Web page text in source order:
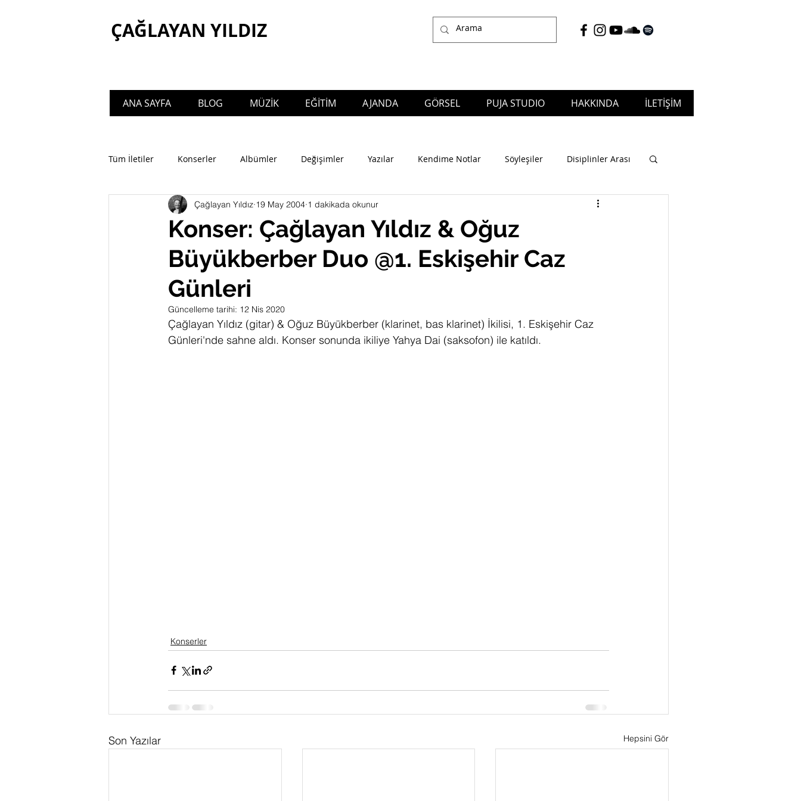
ÇAĞLAYAN YILDIZ
Welcome to the official website of Çağlayan Yıldız, who works as a Composer, Arranger, Producer, Music Director, Performer and Educator in many genres of the Music;
also the owner of Puja Studio & Musicafé, Puja Music
ANA SAYFA BLOG MÜZİK EĞİTİM AJANDA GÖRSEL PUJA STUDIO HAKKINDA İLETİŞİM
Tüm İletiler Konserler Albümler Değişimler Yazılar Kendime Notlar Söyleşiler Disiplinler Arası
Konser: Çağlayan Yıldız & Oğuz
Büyükberber Duo @1. Eskişehir Caz
Günleri
Çağlayan Yıldız 19 May 2004 1 dakikada okunur
Güncelleme tarihi: 12 Nis 2020
Çağlayan Yıldız (gitar) & Oğuz Büyükberber (klarinet, bas klarinet) İkilisi, 1. Eskişehir Caz
Günleri'nde sahne aldı. Konser sonunda ikiliye Yahya Dai (saksofon) ile katıldı.
Konserler
Son Yazılar Hepsini Gör